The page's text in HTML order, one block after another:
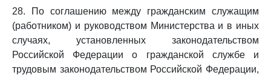
28. По соглашению между гражданским служащим
(работником) и руководством Министерства и в иных
случаях, установленных законодательством
Российской Федерации о гражданской службе и
трудовым законодательством Российской Федерации,